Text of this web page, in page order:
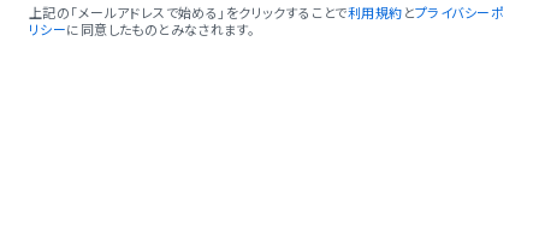
上記の「メールアドレスで始める」をクリックすることで利用規約 とプライバシーポ
リシーに同意したものとみなされます。